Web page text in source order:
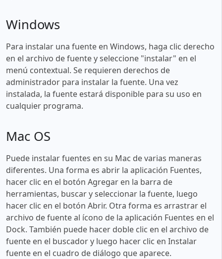
Windows
Para instalar una fuente en Windows, haga clic derecho
en el archivo de fuente y seleccione "instalar" en el
menú contextual. Se requieren derechos de
administrador para instalar la fuente. Una vez
instalada, la fuente estará disponible para su uso en
cualquier programa.
Mac OS
Puede instalar fuentes en su Mac de varias maneras
diferentes. Una forma es abrir la aplicación Fuentes,
hacer clic en el botón Agregar en la barra de
herramientas, buscar y seleccionar la fuente, luego
hacer clic en el botón Abrir. Otra forma es arrastrar el
archivo de fuente al ícono de la aplicación Fuentes en el
Dock. También puede hacer doble clic en el archivo de
fuente en el buscador y luego hacer clic en Instalar
fuente en el cuadro de diálogo que aparece.